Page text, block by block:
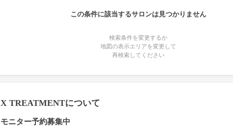
この条件に該当するサロンは見つかりません
検索条件を変更するか
地図の表示エリアを変更して
再検索してください
X TREATMENTについて
モニター予約募集中